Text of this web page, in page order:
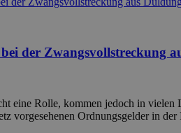
der Zwangsvollstreckung
eine Rolle, kommen jedoch in
vorgesehenen Ordnungsgelder in